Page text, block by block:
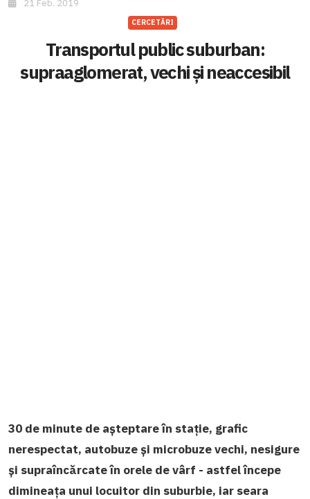
21 Feb. 2019
CERCETĂRI
Transportul public suburban:
supraaglomerat, vechi și neaccesibil
30 de minute de așteptare în stație, grafic
nerespectat, autobuze și microbuze vechi, nesigure
și supraîncărcate în orele de vârf - astfel începe
dimineața unui locuitor din suburbie, iar seara